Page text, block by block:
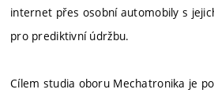
internet přes osobní automobily s
pro prediktivní údržbu.
Cílem studia oboru Mechatronika je